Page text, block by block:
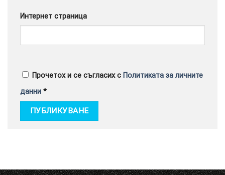
Интернет страница
Прочетох и се съгласих с Политиката за личните
данни *